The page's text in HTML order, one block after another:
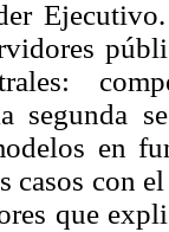
segunda
en
casos con
que